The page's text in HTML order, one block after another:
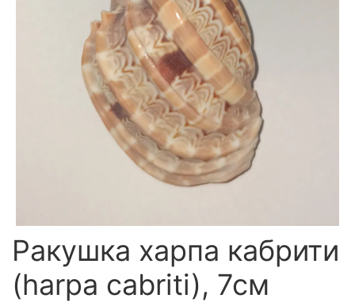
Ракушка харпа кабрити
(harpa cabriti), 7см